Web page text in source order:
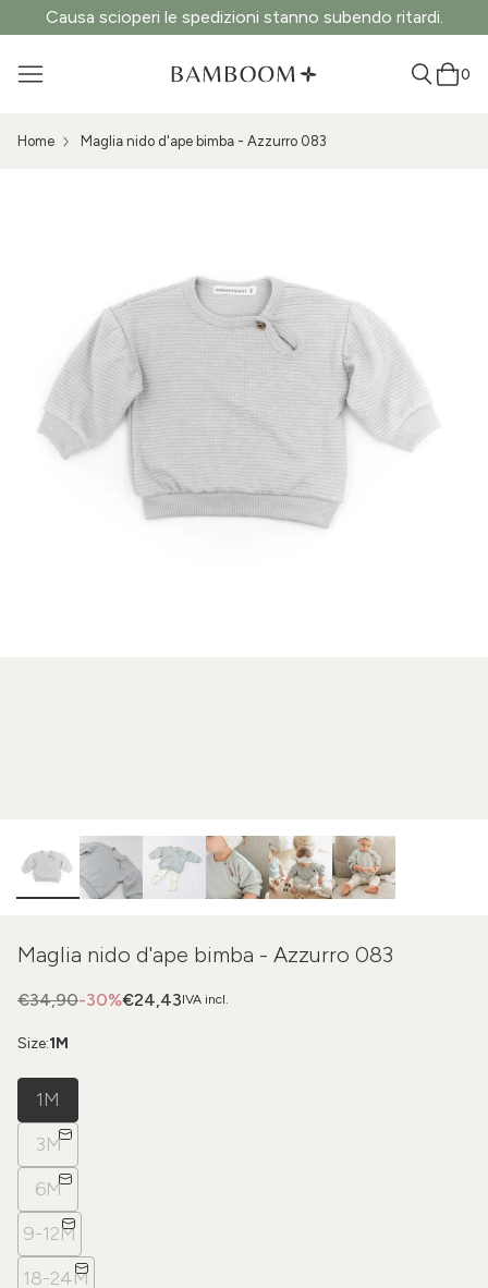
Causa scioperi le spedizioni stanno subendo ritardi.
0
Home Maglia nido d'ape bimba - Azzurro 083
Maglia nido d'ape bimba - Azzurro 083
IVA incl.
-30%
€34,90 €24,43
Size:1M
1M
3M
6M
9-12M
18-24M